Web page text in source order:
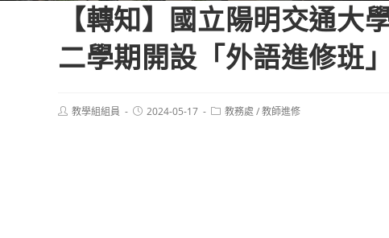
【轉知】國立陽明交通
二學期開設「外語進修班
Post教學組組員
Post2024-05-17
Post教務處 /教師進修